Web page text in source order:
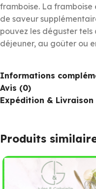
framboise. La
de saveur
pouvez les déguster
déjeuner, au goûter ou
Informations
Avis (0)
Expédition & Livraison
Produits